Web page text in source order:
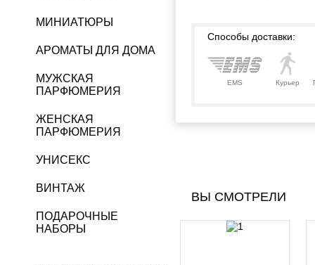
Способы доставки:
EMS Курьер
ВЫ СМОТРЕЛИ
МИНИАТЮРЫ
АРОМАТЫ ДЛЯ ДОМА
МУЖСКАЯ
ПАРФЮМЕРИЯ
ЖЕНСКАЯ
ПАРФЮМЕРИЯ
УНИСЕКС
ВИНТАЖ
ПОДАРОЧНЫЕ
НАБОРЫ